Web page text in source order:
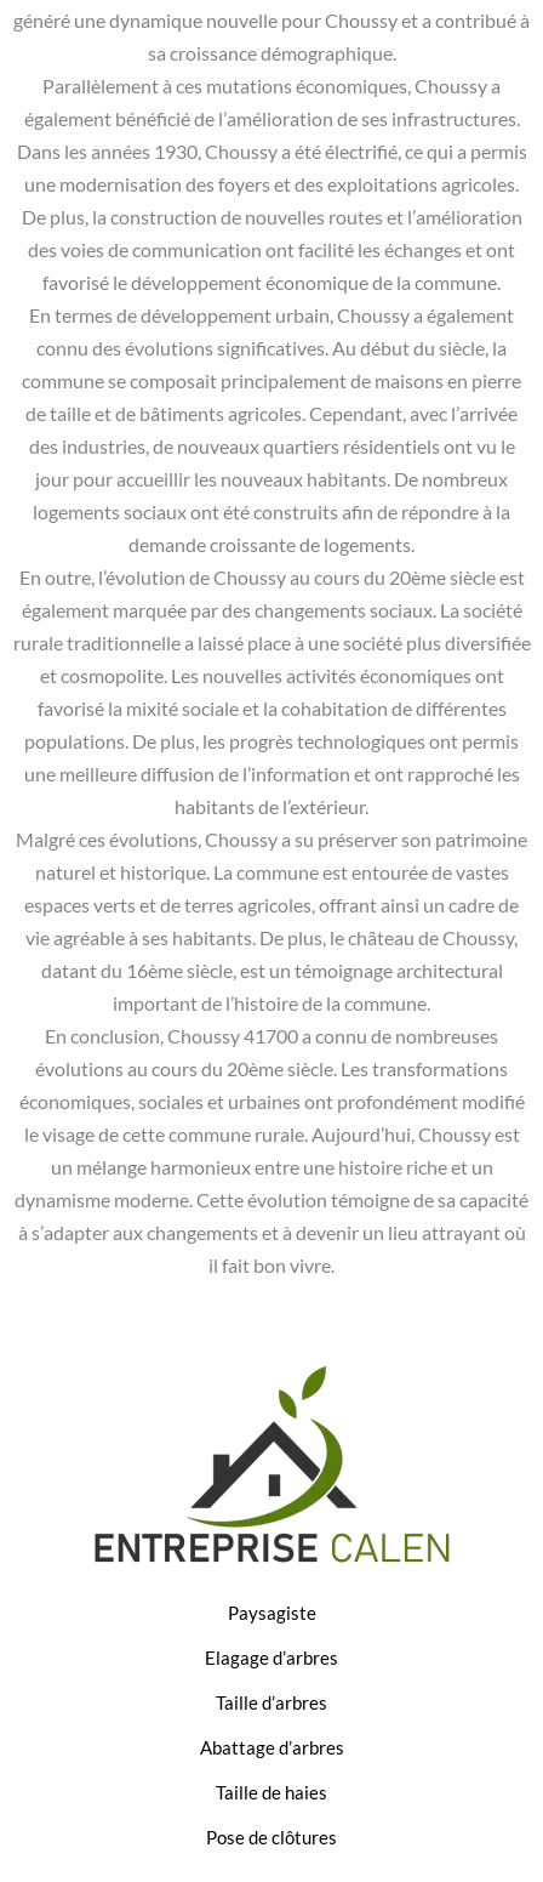
généré une dynamique nouvelle pour Choussy et a contribué à
sa croissance démographique.
Parallèlement à ces mutations économiques, Choussy a
également bénéficié de l’amélioration de ses infrastructures.
Dans les années 1930, Choussy a été électrifié, ce qui a permis
une modernisation des foyers et des exploitations agricoles.
De plus, la construction de nouvelles routes et l’amélioration
des voies de communication ont facilité les échanges et ont
favorisé le développement économique de la commune.
En termes de développement urbain, Choussy a également
connu des évolutions significatives. Au début du siècle, la
commune se composait principalement de maisons en pierre
de taille et de bâtiments agricoles. Cependant, avec l’arrivée
des industries, de nouveaux quartiers résidentiels ont vu le
jour pour accueillir les nouveaux habitants. De nombreux
logements sociaux ont été construits afin de répondre à la
demande croissante de logements.
En outre, l’évolution de Choussy au cours du 20ème siècle est
également marquée par des changements sociaux. La société
rurale traditionnelle a laissé place à une société plus diversifiée
et cosmopolite. Les nouvelles activités économiques ont
favorisé la mixité sociale et la cohabitation de différentes
populations. De plus, les progrès technologiques ont permis
une meilleure diffusion de l’information et ont rapproché les
habitants de l’extérieur.
Malgré ces évolutions, Choussy a su préserver son patrimoine
naturel et historique. La commune est entourée de vastes
espaces verts et de terres agricoles, offrant ainsi un cadre de
vie agréable à ses habitants. De plus, le château de Choussy,
datant du 16ème siècle, est un témoignage architectural
important de l’histoire de la commune.
En conclusion, Choussy 41700 a connu de nombreuses
évolutions au cours du 20ème siècle. Les transformations
économiques, sociales et urbaines ont profondément modifié
le visage de cette commune rurale. Aujourd’hui, Choussy est
un mélange harmonieux entre une histoire riche et un
dynamisme moderne. Cette évolution témoigne de sa capacité
à s’adapter aux changements et à devenir un lieu attrayant où
il fait bon vivre.
Paysagiste
Elagage d’arbres
Taille d’arbres
Abattage d’arbres
Taille de haies
Pose de clôtures